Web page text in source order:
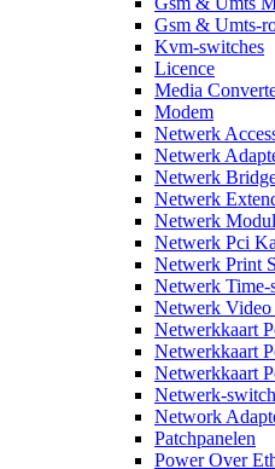
Gsm & Umts-
Kvm-switches
Licence
Media
Modem
Netwerk
Netwerk
Netwerk
Netwerk
Netwerk
Netwerk Pci
Netwerk Print
Netwerk Time-
Netwerk Video
Netwerkkaart
Netwerkkaart
Netwerkkaart
Netwerk-
Network
Patchpanelen
Power Over